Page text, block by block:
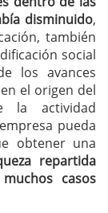
disminuido,
también
social
los avances
el origen del
la actividad
pueda
obtener una
repartida
casos